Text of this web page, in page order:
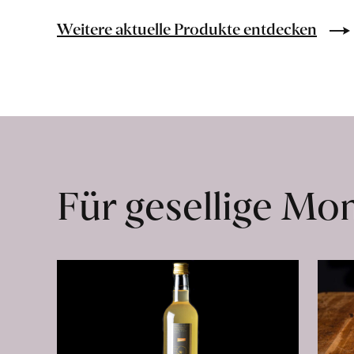
Lebensmittel
ab
Weitere aktuelle Produkte entdecken
Für gesellige